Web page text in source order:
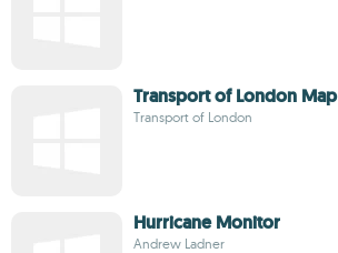
Transport of London Map
Transport of London
Hurricane Monitor
Andrew Ladner